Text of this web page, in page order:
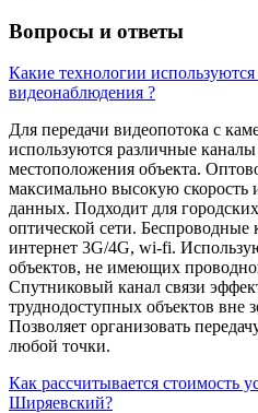
Вопросы и ответы
Какие технологии
видеонаблюдения ?
Для передачи видеопотока с
используются различные
местоположения объекта.
максимально высокую скорость
данных. Подходит для
оптической сети.
интернет 3G/4G, wi-fi.
объектов, не имеющих
Спутниковый канал связи
труднодоступных объектов вне
Позволяет организовать
любой точки.
Как рассчитывается стоимость
Ширяевский?